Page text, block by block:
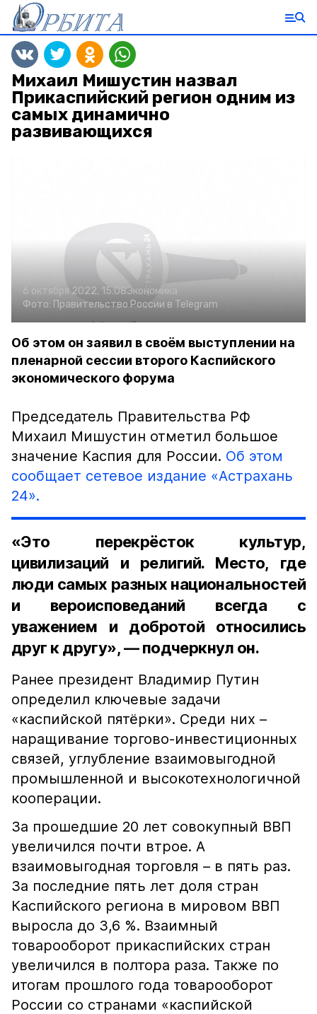
Михаил Мишустин назвал
Прикаспийский регион одним из
самых динамично
развивающихся
6 октября 2022, 15:08Экономика
Фото: Правительство России в Telegram
Об этом он заявил в своём выступлении на
пленарной сессии второго Каспийского
экономического форума
Председатель Правительства РФ
Михаил Мишустин отметил большое
значение Каспия для России. Об этом
сообщает сетевое издание «Астрахань
24».
«Это перекрёсток культур,
цивилизаций и религий. Место, где
люди самых разных национальностей
и вероисповеданий всегда с
уважением и добротой относились
друг к другу», — подчеркнул он.
Ранее президент Владимир Путин
определил ключевые задачи
«каспийской пятёрки». Среди них –
наращивание торгово-инвестиционных
связей, углубление взаимовыгодной
промышленной и высокотехнологичной
кооперации.
За прошедшие 20 лет совокупный ВВП
увеличился почти втрое. А
взаимовыгодная торговля – в пять раз.
За последние пять лет доля стран
Каспийского региона в мировом ВВП
выросла до 3,6 %. Взаимный
товарооборот прикаспийских стран
увеличился в полтора раза. Также по
итогам прошлого года товарооборот
России со странами «каспийской